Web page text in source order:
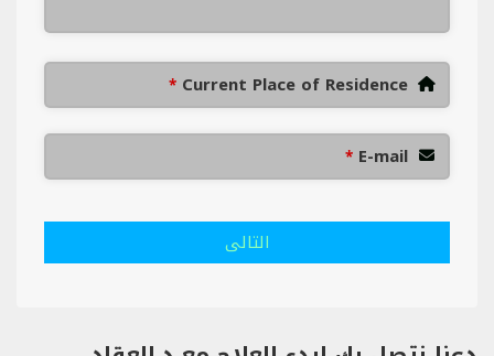
Current Place of Residence
*
E-mail
*
التالى